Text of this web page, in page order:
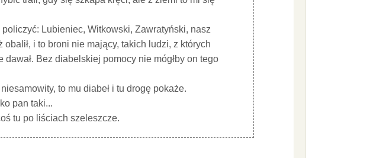
policzyć: Lubieniec, Witkowski, Zawratyński, nasz
obalił, i to broni nie mający, takich ludzi, z których
dawał. Bez diabelskiej pomocy nie mógłby on tego
to mu diabeł i tu drogę pokaże.
pan taki...
tu po liściach szeleszcze.